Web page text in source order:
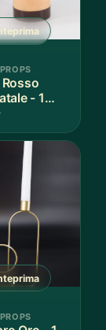
- 1